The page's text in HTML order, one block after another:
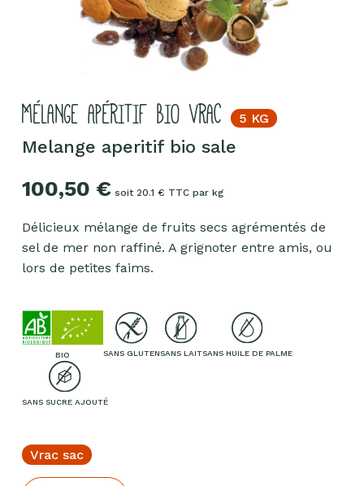
MÉLANGE APÉRITIF BIO VRAC 5 KG
Melange aperitif bio sale
100,50 €soit 20.1 € TTC par kg
Délicieux mélange de fruits secs agrémentés de
sel de mer non raffiné. A grignoter entre amis, ou
lors de petites faims.
BIO SANS GLUTENSANS LAITSANS HUILE DE PALME
SANS SUCRE AJOUTÉ
Vrac sac